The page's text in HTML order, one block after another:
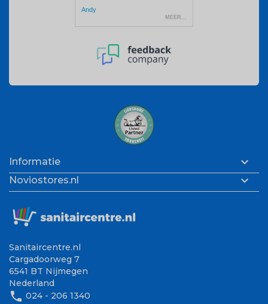
Informatie 
Noviostores.nl 
Sanitaircentre.nl
Cargadoorweg 7
6541 BT Nijmegen
Nederland
phone 024 - 206 1340